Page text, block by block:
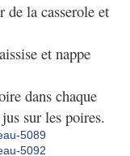
de la casserole et
et nappe
dans chaque
sur les poires.